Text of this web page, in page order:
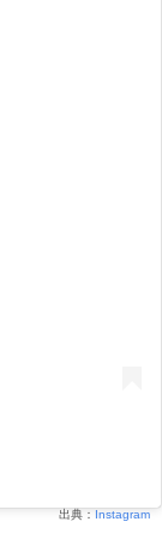
出典： Instagram